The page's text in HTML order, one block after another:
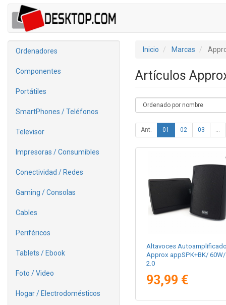
Ordenadores
Componentes
Portátiles
SmartPhones / Teléfonos
Televisor
Impresoras / Consumibles
Conectividad / Redes
Gaming / Consolas
Cables
Periféricos
Tablets / Ebook
Foto / Video
Hogar / Electrodomésticos
Inicio Marcas
Artículos
Ant. 01 02 03 ...
Altavoces
Approx appSPK+BK/ 60W/
2.0
93,99 €